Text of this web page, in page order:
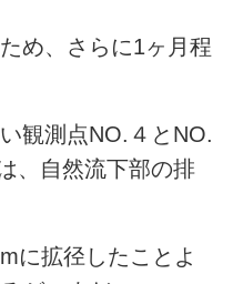
め、さらに1ヶ月程
観測点NO.４とNO.
、自然流下部の排
に拡径したことよ